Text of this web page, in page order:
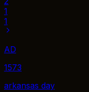
1
1
AD
1573
arkansas day